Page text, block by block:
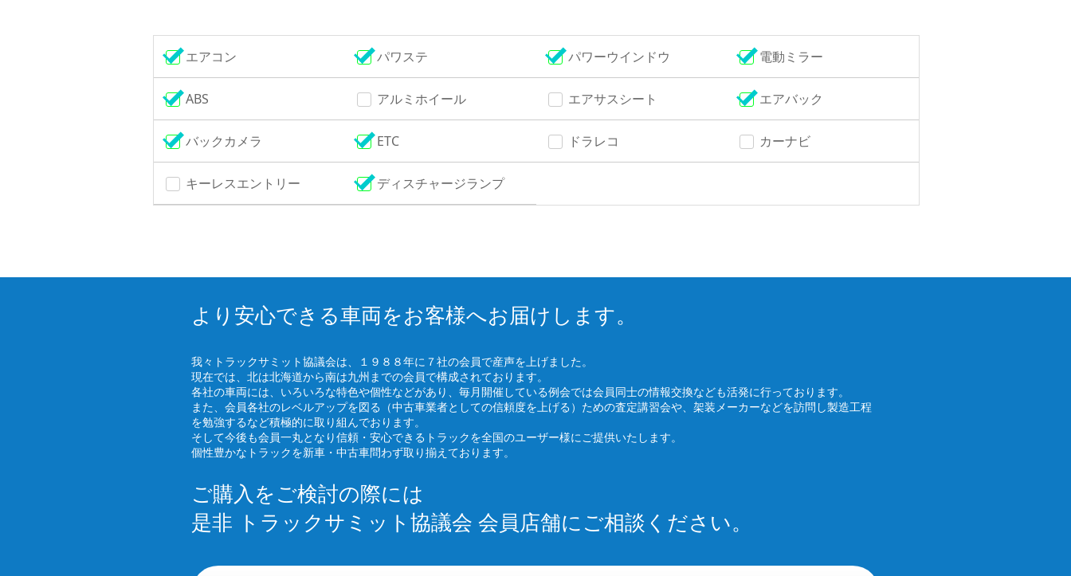
エアコン パワステ パワーウインドウ 電動ミラー
ABS アルミホイール エアサスシート エアバック
バックカメラ ETC ドラレコ カーナビ
キーレスエントリー ディスチャージランプ
より安心できる車両をお客様へお届けします。
我々トラックサミット協議会は、１９８８年に７社の会員で産声を上げました。
現在では、北は北海道から南は九州までの会員で構成されております。
各社の車両には、いろいろな特色や個性などがあり、毎月開催している例会では会員同士の情報交換なども活発に行っております。
また、会員各社のレベルアップを図る（中古車業者としての信頼度を上げる）ための査定講習会や、架装メーカーなどを訪問し製造工程
を勉強するなど積極的に取り組んでおります。
そして今後も会員一丸となり信頼・安心できるトラックを全国のユーザー様にご提供いたします。
個性豊かなトラックを新車・中古車問わず取り揃えております。
ご購入をご検討の際には
是非 トラックサミット協議会 会員店舗にご相談ください。